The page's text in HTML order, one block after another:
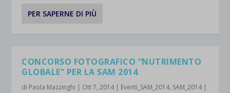
PER SAPERNE DI PIÙ
CONCORSO FOTOGRAFICO “NUTRIMENTO
GLOBALE” PER LA SAM 2014
di Paola Mazzinghi | Ott 7, 2014 | Eventi_SAM_2014, SAM_2014 |